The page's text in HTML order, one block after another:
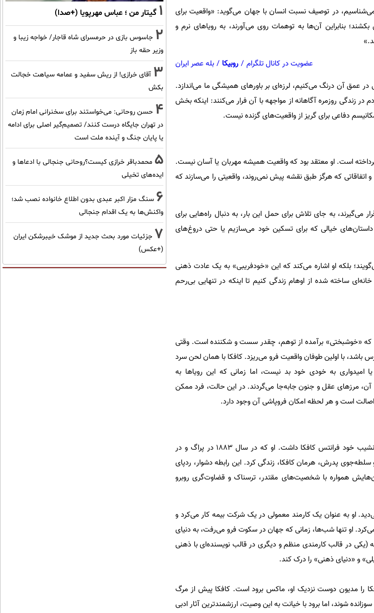
در توصیف نسبت انسان با جهان می‌گوید: «واقعیت برای
بنابراین آن‌ها به توهمات روی می‌آورند، به رویاهای نرم و
عضویت در کانال تلگرام / روبیکا / بله عصر ایران
در عمق آن درنگ می‌کنیم، لرزه‌ای بر باورهای همیشگی ما می‌اندازد.
زندگی روزمره آگاهانه از مواجهه با آن فرار می‌کنند: اینکه بخش
دفاعی برای گریز از واقعیت‌های گزنده نیست.
است. او معتقد بود که واقعیت همیشه مهربان یا آسان نیست.
اتفاقاتی که هرگز طبق نقشه پیش نمی‌روند، واقعیتی را می‌سازند که
می‌گیرند، به جای تلاش برای حمل این بار، به دنبال راه‌هایی برای
داستان‌های خیالی که برای تسکین خود می‌سازیم یا حتی دروغ‌های
بلکه او اشاره می‌کند که این «خودفریبی» به یک عادت ذهنی
ساخته شده از اوهام زندگی کنیم تا اینکه در تنهایی بی‌رحم
که «خوشبختی» برآمده از توهم، چقدر سست و شکننده است. وقتی
باشد، با اولین طوفان واقعیت فرو می‌ریزد. کافکا با همان لحن سرد
به خودی خود بد نیست، اما زمانی که این رویاها به
آن، مرزهای عقل و جنون جابه‌جا می‌گردند. در این حالت، فرد ممکن
است و هر لحظه امکان فروپاشی آن وجود دارد.
برای درک بهتر این دیدگاه، باید نگاهی به زندگی پرفراز و نشیب خود فرانتس کافکا داشت. او که در سال ۱۸۸۳ در پراگ و در
پدرش، هرمان کافکا، زندگی کرد. این رابطه دشوار، ردپای
همواره با شخصیت‌های مقتدر، ترسناک و قضاوت‌گری روبرو
او به عنوان یک کارمند معمولی در یک شرکت بیمه کار می‌کرد و
او تنها شب‌ها، زمانی که جهان در سکوت فرو می‌رفت، به دنیای
(یکی در قالب کارمندی منظم و دیگری در قالب نویسنده‌ای با ذهنی
و «دنیای ذهنی» را درک کند.
را مدیون دوست نزدیک او، ماکس برود است. کافکا پیش از مرگ
شوند، اما برود با خیانت به این وصیت، ارزشمندترین آثار ادبی
1 گیتار من ؛ عباس مهرپویا (+صدا)
2 جاسوس بازی در حرمسرای شاه قاجار/ خواجه زیبا و
وزیر حقه باز
3 آقای خرازی! از ریش سفید و عمامه سیاهت خجالت
بکش
4 حسن روحانی: می‌خواستند برای سخنرانی امام زمان
در تهران جایگاه درست کنند/ تصمیم‌گیر اصلی برای ادامه
یا پایان جنگ و آینده ملت است
5 محمدباقر خرازی کیست؟روحانی جنجالی با ادعاها و
ایده‌های تخیلی
6 سنگ مزار اکبر عبدی بدون اطلاع خانواده نصب شد؛
واکنش‌ها به یک اقدام جنجالی
7 جزئیات مورد بحث جدید از موشک خیبرشکن ایران
(+عکس)